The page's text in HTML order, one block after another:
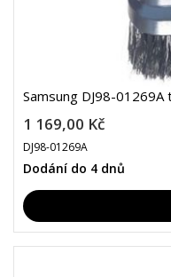
Samsung DJ98-01269A
1 169,00 Kč
DJ98-01269A
Dodání do 4 dnů